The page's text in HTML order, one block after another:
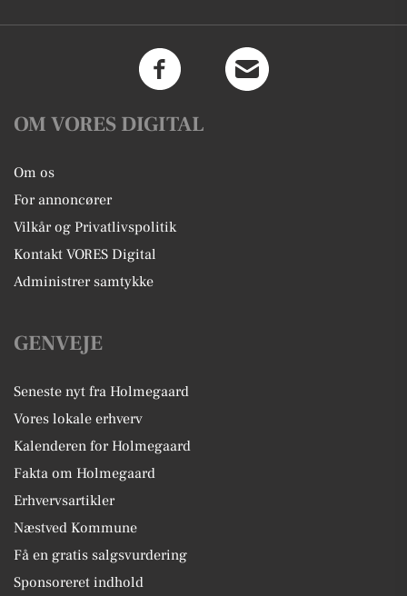
OM VORES DIGITAL
Om os
For annoncører
Vilkår og Privatlivspolitik
Kontakt VORES Digital
Administrer samtykke
GENVEJE
Seneste nyt fra Holmegaard
Vores lokale erhverv
Kalenderen for Holmegaard
Fakta om Holmegaard
Erhvervsartikler
Næstved Kommune
Få en gratis salgsvurdering
Sponsoreret indhold